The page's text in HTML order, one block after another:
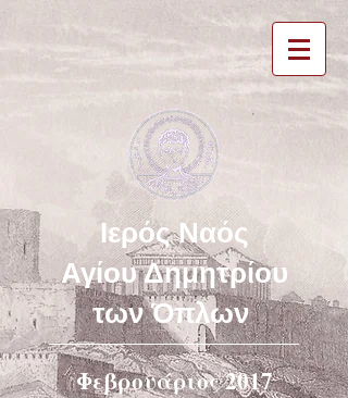
Ιερός Ναός
Αγίου Δημητρίου
των Όπλων
Φεβρουάριος 2017